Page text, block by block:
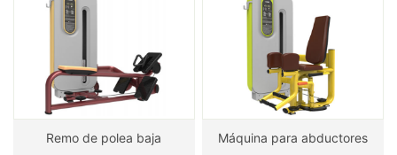
Remo de polea baja Máquina para abductores